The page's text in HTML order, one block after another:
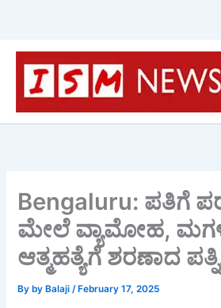
Skip
content
Bengaluru: ಪತಿಗೆ
ಮೇಲೆ ವ್ಯಾಮೋಹ,
ಆತ್ಮಹತ್ಯೆಗೆ ಶರಣಾದ
By by Balaji/ February 17, 2025